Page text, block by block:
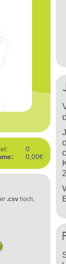
0
0,00€
.csv hoch,